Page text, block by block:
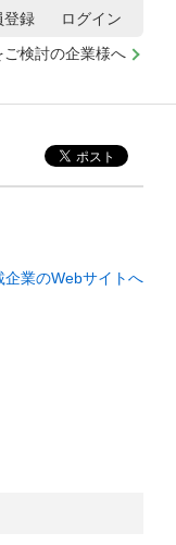
ご検討の企業様へ
登録 ログイン
企業のWebサイトへ